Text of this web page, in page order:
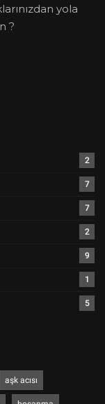
yola
?
2
7
7
2
9
1
5
aşk acısı